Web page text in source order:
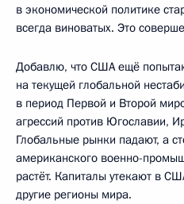
в экономической политике
всегда виноватых. Это
Добавлю, что США ещё
на текущей глобальной
в период Первой и Второй
агрессий против Югославии,
Глобальные рынки падают, а
американского военно-
растёт. Капиталы утекают в
другие регионы мира.